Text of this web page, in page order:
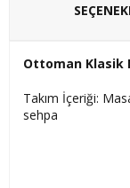
Ottoman Klasik
Takım İçeriği:
sehpa